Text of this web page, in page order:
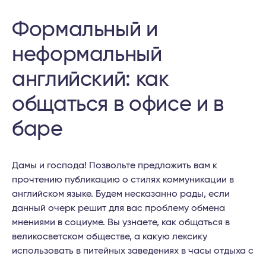
Формальный и
неформальный
английский: как
общаться в офисе и в
баре
Дамы и господа! Позвольте предложить вам к
прочтению публикацию о стилях коммуникации в
английском языке. Будем несказанно рады, если
данный очерк решит для вас проблему обмена
мнениями в социуме. Вы узнаете, как общаться в
великосветском обществе, а какую лексику
использовать в питейных заведениях в часы отдыха с